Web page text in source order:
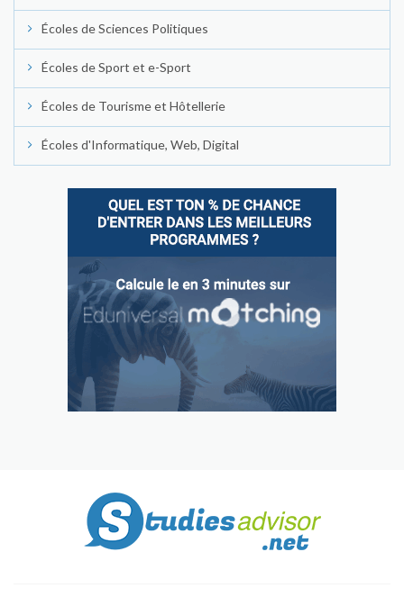
Écoles de Sciences Politiques
Écoles de Sport et e-Sport
Écoles de Tourisme et Hôtellerie
Écoles d'Informatique, Web, Digital